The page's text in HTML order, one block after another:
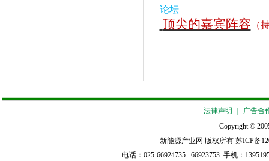
论坛
顶尖的嘉宾阵容 （
法律声明
广告合
Copyright ©
新能源产业网 版权所有 苏ICP备
电话：025-66924735 66923753 手机：